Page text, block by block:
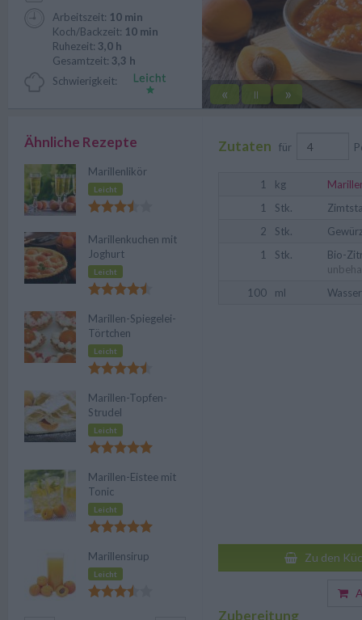
« || »
Arbeitszeit: 10 min
Koch/Backzeit: 10 min
Ruhezeit: 3,0 h
Gesamtzeit: 3,3 h
Schwierigkeit:
Zutaten für
1 kg
1
Stk.
2
Stk.
1
Stk. Bio-
100
ml Wasser
Zu den
Zubereitung
Ähnliche Rezepte
Marillenlikör
Leicht
Marillenkuchen mit
Joghurt
Leicht
Marillen-Spiegelei-
Törtchen
Leicht
Marillen-Topfen-
Strudel
Leicht
Marillen-Eistee mit
Tonic
Leicht
Marillensirup
Leicht